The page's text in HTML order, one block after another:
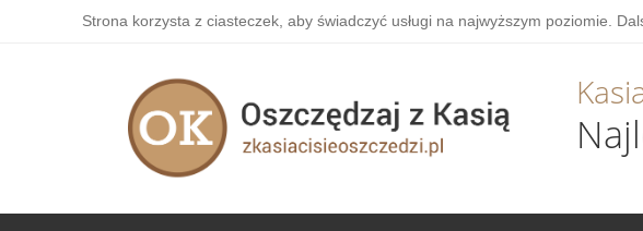
Strona korzysta z ciasteczek, aby świadczyć usługi na najwyższym poziomie.